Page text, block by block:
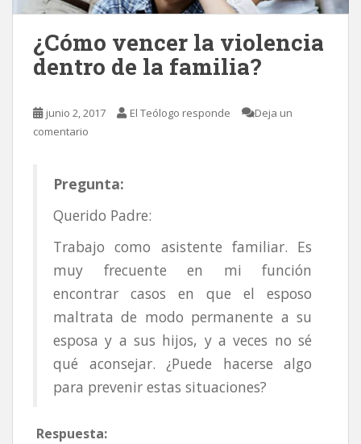
¿Cómo vencer la violencia
dentro de la familia?
junio 2, 2017 El Teólogo responde
Deja un
comentario
Pregunta:
Querido Padre:
Trabajo como asistente familiar. Es
muy frecuente en mi función
encontrar casos en que el esposo
maltrata de modo permanente a su
esposa y a sus hijos, y a veces no sé
qué aconsejar. ¿Puede hacerse algo
para prevenir estas situaciones?
Respuesta: